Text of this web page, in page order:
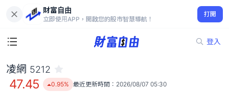
財富自由
立即使用APP，開啟您的股市智慧導航！
打開
登入
47.45
0.95%
凌網 5212
47.45 0.95% 最近更新時間： 2026/08/07 05:30